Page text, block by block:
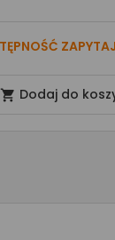
 Dodaj do